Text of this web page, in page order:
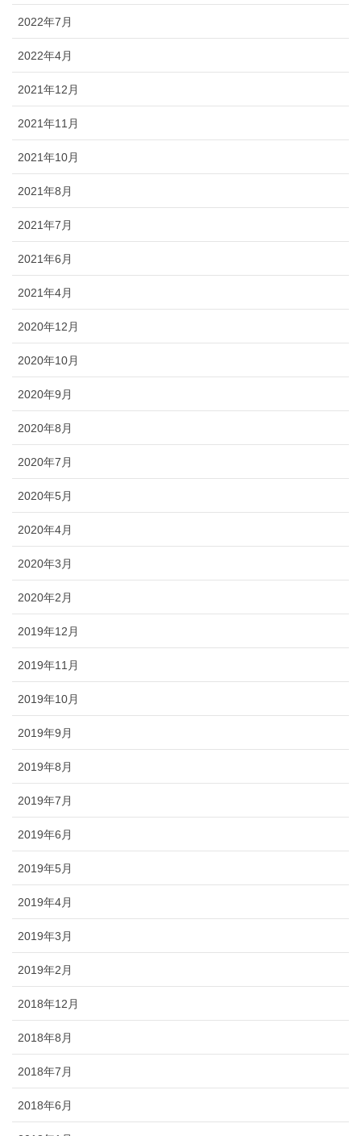
2022年7月
2022年4月
2021年12月
2021年11月
2021年10月
2021年8月
2021年7月
2021年6月
2021年4月
2020年12月
2020年10月
2020年9月
2020年8月
2020年7月
2020年5月
2020年4月
2020年3月
2020年2月
2019年12月
2019年11月
2019年10月
2019年9月
2019年8月
2019年7月
2019年6月
2019年5月
2019年4月
2019年3月
2019年2月
2018年12月
2018年8月
2018年7月
2018年6月